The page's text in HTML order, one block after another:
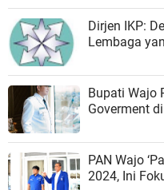
Dirjen IKP:
Lembaga
Bupati Wajo
Goverment
PAN Wajo
2024, Ini